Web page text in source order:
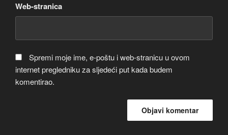
Web-stranica
Spremi moje ime, e-poštu i web-stranicu u ovom
internet pregledniku za sljedeći put kada budem
komentirao.